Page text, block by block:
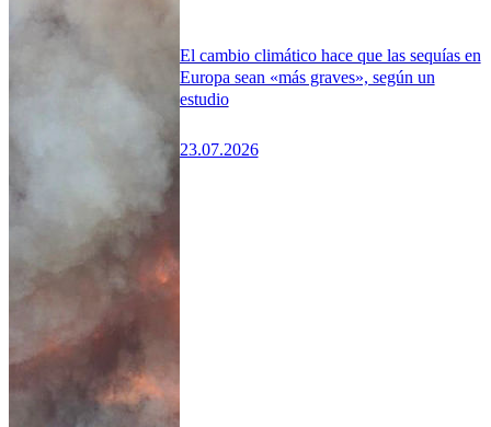
El cambio climático hace que las sequías en
Europa sean «más graves», según un
estudio
23.07.2026